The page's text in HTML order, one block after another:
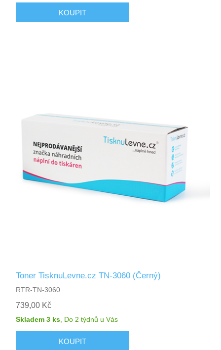
Toner TisknuLevne.cz TN-3060 (Černý)
RTR-TN-3060
739,00 Kč
Skladem 3 ks, Do 2 týdnů u Vás